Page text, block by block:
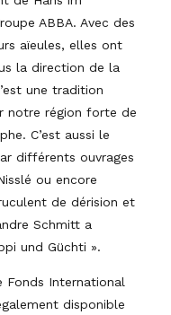
ABBA. Avec des
aïeules, elles ont
la direction de la
une tradition
notre région forte de
C’est aussi le
différents ouvrages
ou encore
de dérision et
Schmitt a
und Güchti ».
Fonds International
disponible